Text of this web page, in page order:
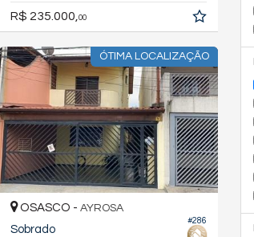
R$ 235.000, 00
ÓTIMA LOCALIZAÇÃO
#286
OSASCO - AYROSA
Sobrado